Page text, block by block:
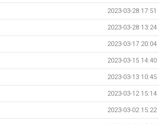
2023-03-28 17:51
2023-03-28 13:24
2023-03-17 20:04
2023-03-15 14:40
2023-03-13 10:45
2023-03-12 15:14
2023-03-02 15:22